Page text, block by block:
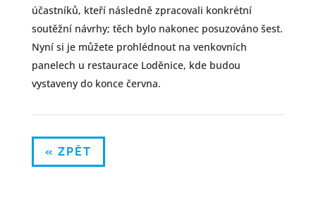
účastníků, kteří následně zpracovali konkrétní
soutěžní návrhy; těch bylo nakonec posuzováno šest.
Nyní si je můžete prohlédnout na venkovních
panelech u restaurace Loděnice, kde budou
vystaveny do konce června.
« ZPĚT